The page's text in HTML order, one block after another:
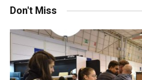
Don't Miss